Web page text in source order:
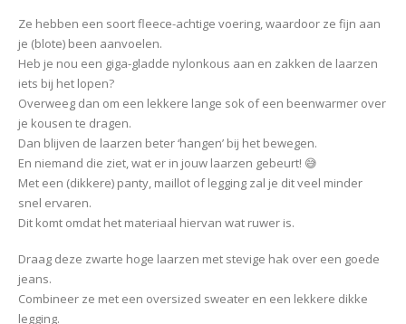
Ze hebben een soort fleece-achtige voering, waardoor ze fijn aan
je (blote) been aanvoelen.
Heb je nou een giga-gladde nylonkous aan en zakken de laarzen
iets bij het lopen?
Overweeg dan om een lekkere lange sok of een beenwarmer over
je kousen te dragen.
Dan blijven de laarzen beter ‘hangen’ bij het bewegen.
En niemand die ziet, wat er in jouw laarzen gebeurt! 😅
Met een (dikkere) panty, maillot of legging zal je dit veel minder
snel ervaren.
Dit komt omdat het materiaal hiervan wat ruwer is.
Draag deze zwarte hoge laarzen met stevige hak over een goede
jeans.
Combineer ze met een oversized sweater en een lekkere dikke
legging.